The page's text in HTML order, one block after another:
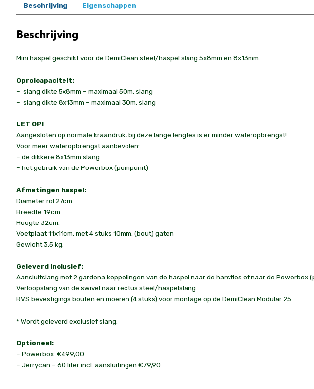
Beschrijving Eigenschappen
Beschrijving
Mini haspel geschikt voor de DemiClean steel/haspel slang 5x8mm en 8x13mm.
Oprolcapaciteit:
– slang dikte 5x8mm – maximaal 50m. slang
– slang dikte 8x13mm – maximaal 30m. slang
LET OP!
Aangesloten op normale kraandruk, bij deze lange lengtes is er minder wateropbrengst!
Voor meer wateropbrengst aanbevolen:
– de dikkere 8x13mm slang
– het gebruik van de Powerbox (pompunit)
Afmetingen haspel:
Diameter rol 27cm.
Breedte 19cm.
Hoogte 32cm.
Voetplaat 11x11cm. met 4 stuks 10mm. (bout) gaten
Gewicht 3,5 kg.
Geleverd inclusief:
Aansluitslang met 2 gardena koppelingen van de haspel naar de harsfles of naar de Powerbox
Verloopslang van de swivel naar rectus steel/haspelslang.
RVS bevestigings bouten en moeren (4 stuks) voor montage op de DemiClean Modular 25.
* Wordt geleverd exclusief slang.
Optioneel:
– Powerbox €499,00
– Jerrycan – 60 liter incl. aansluitingen €79,90